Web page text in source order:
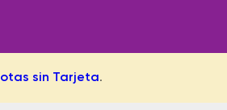
sin Tarjeta.